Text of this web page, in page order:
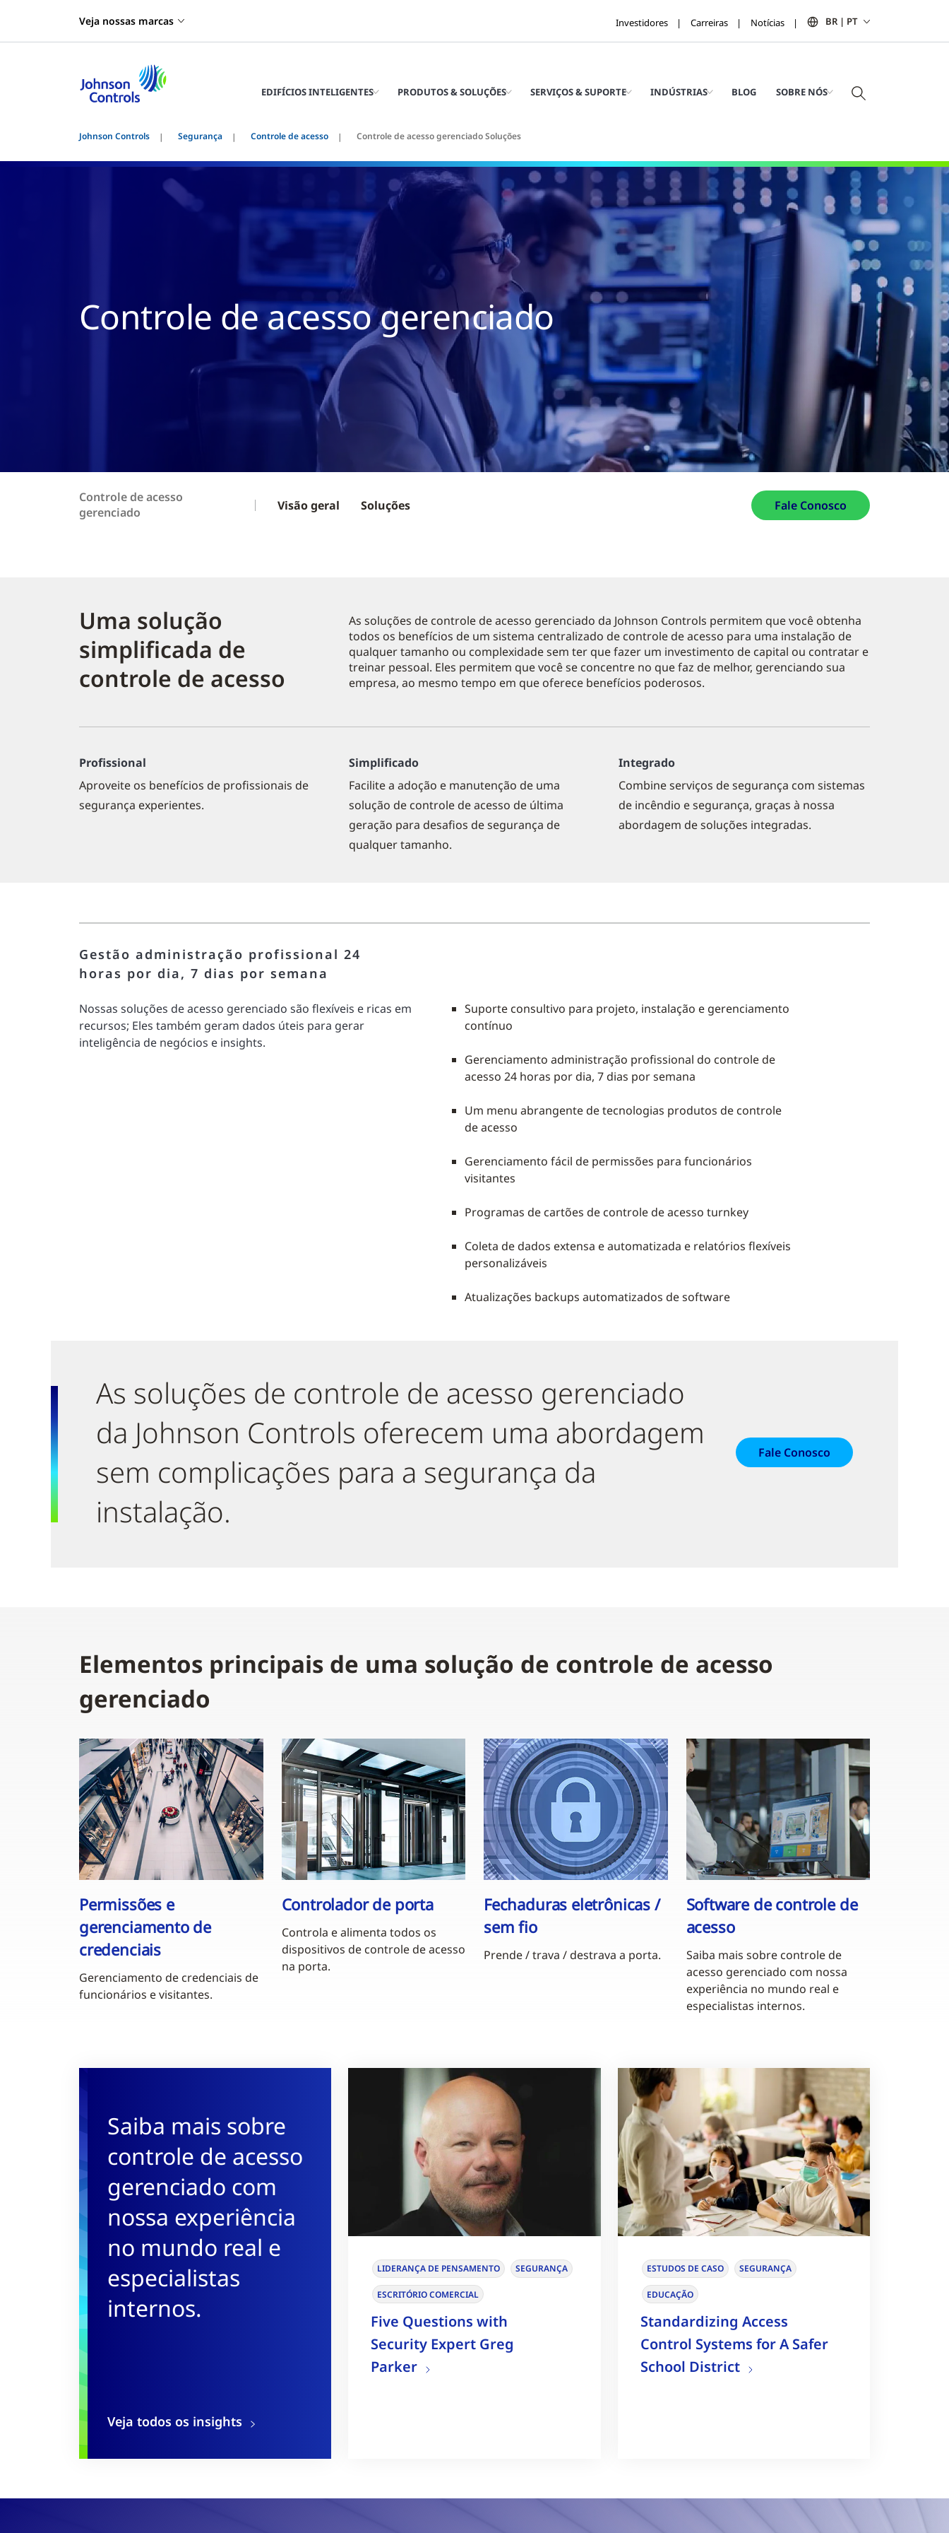
Veja nossas marcas Investidores Carreiras Notícias BR | PT
EDIFÍCIOS INTELIGENTES PRODUTOS & SOLUÇÕES SERVIÇOS & SUPORTE INDÚSTRIAS BLOG SOBRE NÓS
Johnson Controls Segurança Controle de acesso Controle de acesso gerenciado Soluções
Controle de acesso gerenciado
Controle de acesso
gerenciado
Visão geral Soluções Fale Conosco
Uma solução
simplificada de
controle de acesso
As soluções de controle de acesso gerenciado da Johnson Controls permitem que você obtenha
todos os benefícios de um sistema centralizado de controle de acesso para uma instalação de
qualquer tamanho ou complexidade sem ter que fazer um investimento de capital ou contratar e
treinar pessoal. Eles permitem que você se concentre no que faz de melhor, gerenciando sua
empresa, ao mesmo tempo em que oferece benefícios poderosos.
Profissional
Aproveite os benefícios de profissionais de
segurança experientes.
Simplificado
Facilite a adoção e manutenção de uma
solução de controle de acesso de última
geração para desafios de segurança de
qualquer tamanho.
Integrado
Combine serviços de segurança com sistemas
de incêndio e segurança, graças à nossa
abordagem de soluções integradas.
Gestão administração profissional 24
horas por dia, 7 dias por semana
Nossas soluções de acesso gerenciado são flexíveis e ricas em
recursos; Eles também geram dados úteis para gerar
inteligência de negócios e insights.
Suporte consultivo para projeto, instalação e gerenciamento
contínuo
Gerenciamento administração profissional do controle de
acesso 24 horas por dia, 7 dias por semana
Um menu abrangente de tecnologias produtos de controle
de acesso
Gerenciamento fácil de permissões para funcionários
visitantes
Programas de cartões de controle de acesso turnkey
Coleta de dados extensa e automatizada e relatórios flexíveis
personalizáveis
Atualizações backups automatizados de software
As soluções de controle de acesso gerenciado
da Johnson Controls oferecem uma abordagem
sem complicações para a segurança da
instalação.
Fale Conosco
Elementos principais de uma solução de controle de acesso
gerenciado
Permissões e
gerenciamento de
credenciais
Gerenciamento de credenciais de
funcionários e visitantes.
Controlador de porta
Controla e alimenta todos os
dispositivos de controle de acesso
na porta.
Fechaduras eletrônicas /
sem fio
Prende / trava / destrava a porta.
Software de controle de
acesso
Saiba mais sobre controle de
acesso gerenciado com nossa
experiência no mundo real e
especialistas internos.
Saiba mais sobre
controle de acesso
gerenciado com
nossa experiência
no mundo real e
especialistas
internos.
Veja todos os insights
LIDERANÇA DE PENSAMENTO SEGURANÇA
ESCRITÓRIO COMERCIAL
Five Questions with
Security Expert Greg
Parker
ESTUDOS DE CASO SEGURANÇA
EDUCAÇÃO
Standardizing Access
Control Systems for A Safer
School District